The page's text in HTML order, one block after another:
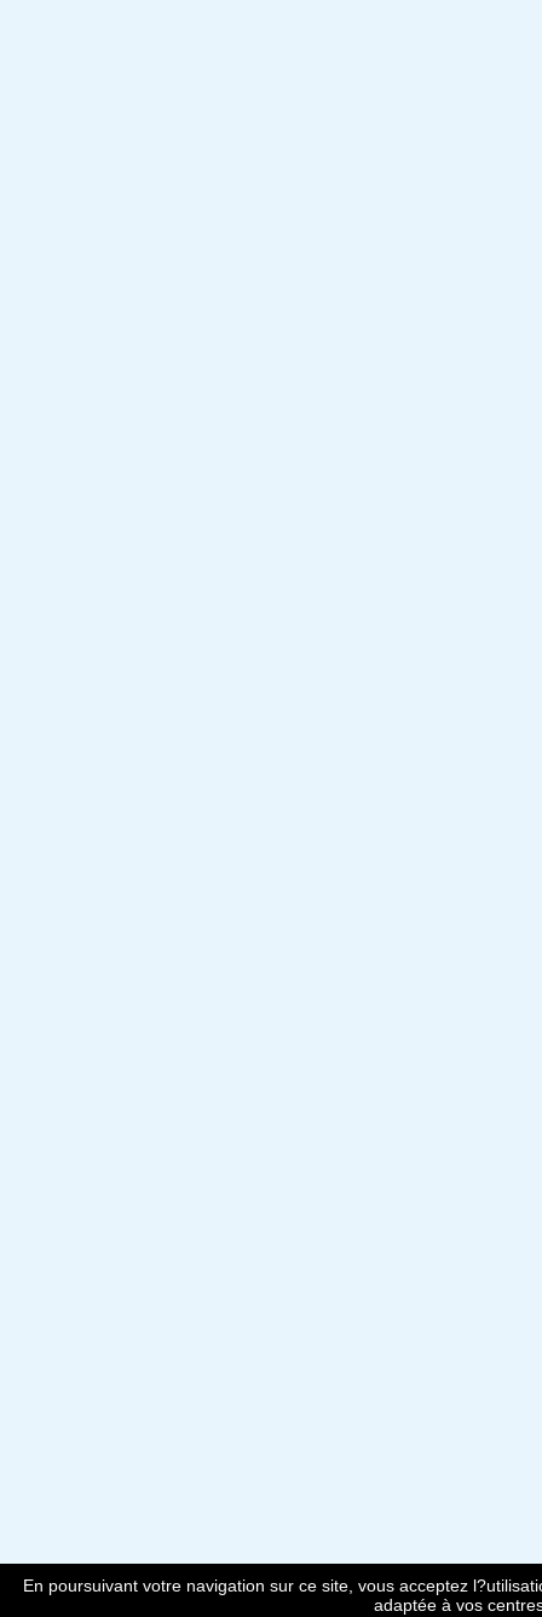
En poursuivant votre navigation sur ce site, vous acceptez
adaptée à vos